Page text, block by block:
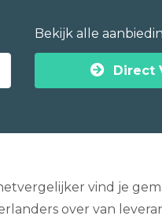
Bekijk alle
Direct
vind je
over van